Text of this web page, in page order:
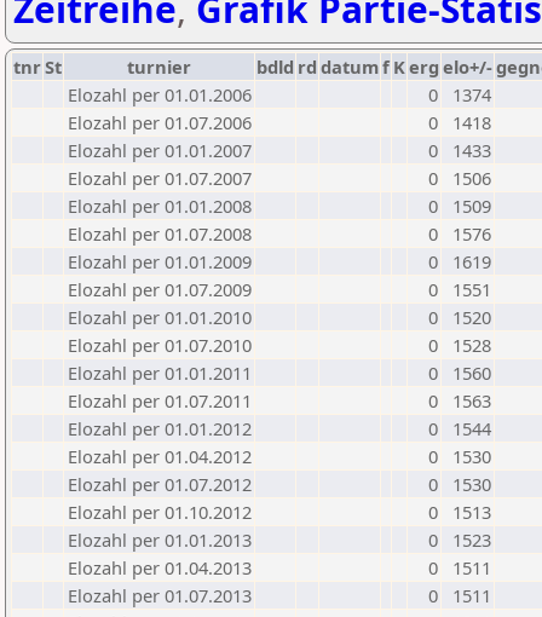
tnrSt turnier bdld rd datumf Kerg elo+/-
Elozahl per 01.01.2006
0
1374
Elozahl per 01.07.2006
0
1418
Elozahl per 01.01.2007
0
1433
Elozahl per 01.07.2007
0
1506
Elozahl per 01.01.2008
0
1509
Elozahl per 01.07.2008
0
1576
Elozahl per 01.01.2009
0
1619
Elozahl per 01.07.2009
0
1551
Elozahl per 01.01.2010
0
1520
Elozahl per 01.07.2010
0
1528
Elozahl per 01.01.2011
0
1560
Elozahl per 01.07.2011
0
1563
Elozahl per 01.01.2012
0
1544
Elozahl per 01.04.2012
0
1530
Elozahl per 01.07.2012
0
1530
Elozahl per 01.10.2012
0
1513
Elozahl per 01.01.2013
0
1523
Elozahl per 01.04.2013
0
1511
Elozahl per 01.07.2013
0
1511